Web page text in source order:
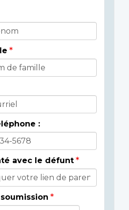
:
avec le défunt